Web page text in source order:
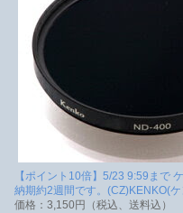
【ポイント10倍】5/23 9:59まで
納期約2週間です。(CZ)KENKO(
価格：3,150円（税込、送料込）